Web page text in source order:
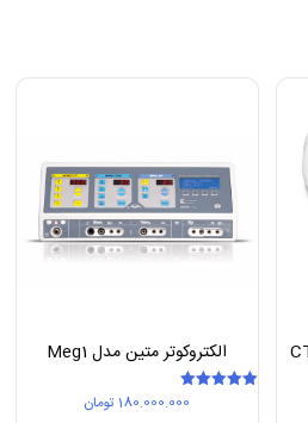
الکتروکوتر متین مدل Meg1
180.000.000 تومان